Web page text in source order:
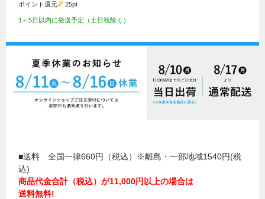
ポイント還元 25pt
1～5日以内に発送予定（土日祝除く）
■送料 全国一律660円（税込）※離島・一部地域1540円(税
込)
商品代金合計（税込）が11,000円以上の場合は
送料無料!